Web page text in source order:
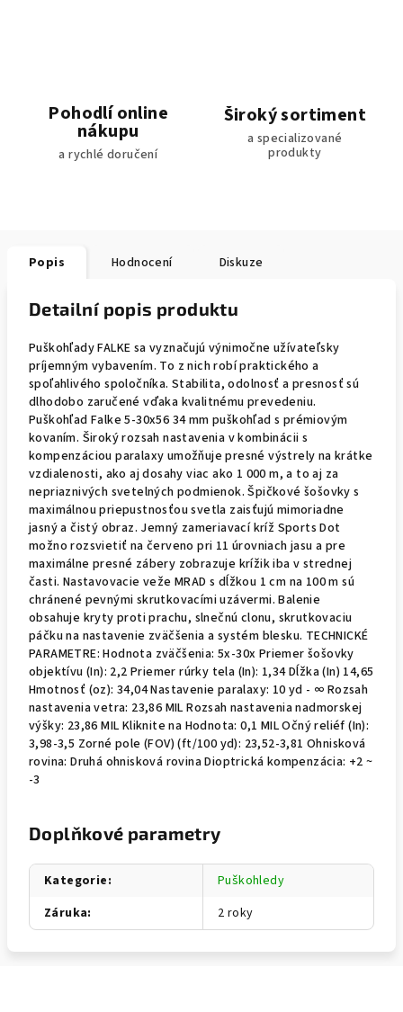
Pohodlí online
nákupu
a rychlé doručení
Široký sortiment
a specializované
produkty
Popis Hodnocení Diskuze
Detailní popis produktu
Puškohľady FALKE sa vyznačujú výnimočne užívateľsky
príjemným vybavením. To z nich robí praktického a
spoľahlivého spoločníka. Stabilita, odolnosť a presnosť sú
dlhodobo zaručené vďaka kvalitnému prevedeniu.
Puškohľad Falke 5-30x56 34 mm puškohľad s prémiovým
kovaním. Široký rozsah nastavenia v kombinácii s
kompenzáciou paralaxy umožňuje presné výstrely na krátke
vzdialenosti, ako aj dosahy viac ako 1 000 m, a to aj za
nepriaznivých svetelných podmienok. Špičkové šošovky s
maximálnou priepustnosťou svetla zaisťujú mimoriadne
jasný a čistý obraz. Jemný zameriavací kríž Sports Dot
možno rozsvietiť na červeno pri 11 úrovniach jasu a pre
maximálne presné zábery zobrazuje krížik iba v strednej
časti. Nastavovacie veže MRAD s dĺžkou 1 cm na 100 m sú
chránené pevnými skrutkovacími uzávermi. Balenie
obsahuje kryty proti prachu, slnečnú clonu, skrutkovaciu
páčku na nastavenie zväčšenia a systém blesku. TECHNICKÉ
PARAMETRE: Hodnota zväčšenia: 5x-30x Priemer šošovky
objektívu (In): 2,2 Priemer rúrky tela (In): 1,34 Dĺžka (In) 14,65
Hmotnosť (oz): 34,04 Nastavenie paralaxy: 10 yd - ∞ Rozsah
nastavenia vetra: 23,86 MIL Rozsah nastavenia nadmorskej
výšky: 23,86 MIL Kliknite na Hodnota: 0,1 MIL Očný reliéf (In):
3,98-3,5 Zorné pole (FOV) (ft/100 yd): 23,52-3,81 Ohnisková
rovina: Druhá ohnisková rovina Dioptrická kompenzácia: +2 ~
-3
Doplňkové parametry
Kategorie:
Puškohledy
Záruka: 2 roky